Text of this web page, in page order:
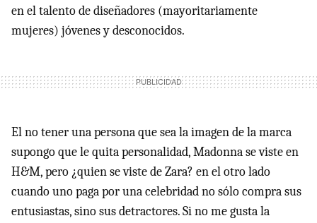
en el talento de diseñadores (mayoritariamente
mujeres) jóvenes y desconocidos.
El no tener una persona que sea la imagen de la marca
supongo que le quita personalidad, Madonna se viste en
H&M, pero ¿quien se viste de Zara? en el otro lado
cuando uno paga por una celebridad no sólo compra sus
entusiastas, sino sus detractores. Si no me gusta la